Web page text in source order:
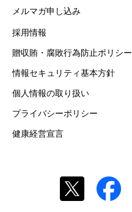
メルマガ申し込み
採用情報
贈収賄・腐敗行為防止ポリシー
情報セキュリティ基本方針
個人情報の取り扱い
プライバシーポリシー
健康経営宣言